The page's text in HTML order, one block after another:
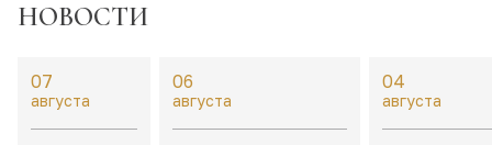
НОВОСТИ
07
августа
06
августа
04
августа